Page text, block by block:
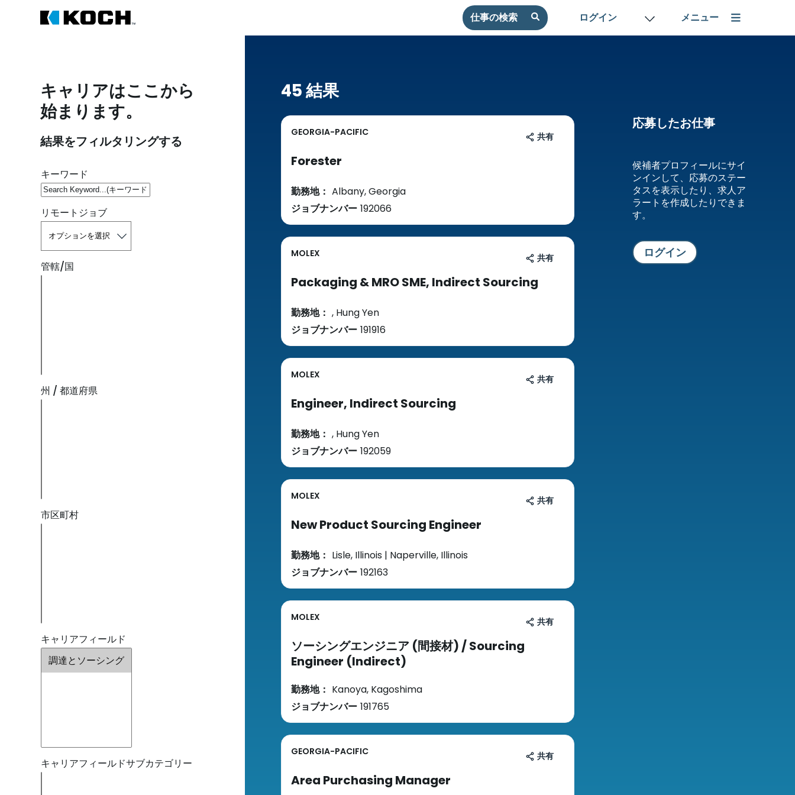
仕事の検索 ログイン
キャリアはここから
始まります。
結果をフィルタリングする
空いている職を探す
キーワード
リモートジョブ
管轄/国
州 / 都道府県
市区町村
キャリアフィールド
キャリアフィールドサブカテゴリー
45 結果
GEORGIA-PACIFIC 共有
Forester
勤務地： Albany, Georgia
ジョブナンバー 192066
MOLEX 共有
Packaging & MRO SME, Indirect Sourcing
勤務地： , Hung Yen
ジョブナンバー 191916
MOLEX 共有
Engineer, Indirect Sourcing
勤務地： , Hung Yen
ジョブナンバー 192059
MOLEX 共有
New Product Sourcing Engineer
勤務地： Lisle, Illinois | Naperville, Illinois
ジョブナンバー 192163
MOLEX 共有
ソーシングエンジニア (間接材) / Sourcing
Engineer (Indirect)
勤務地： Kanoya, Kagoshima
ジョブナンバー 191765
GEORGIA-PACIFIC 共有
Area Purchasing Manager
応募したお仕事
候補者プロフィールにサイ
ンインして、応募のステー
タスを表示したり、求人ア
ラートを作成したりできま
す。
ログイン